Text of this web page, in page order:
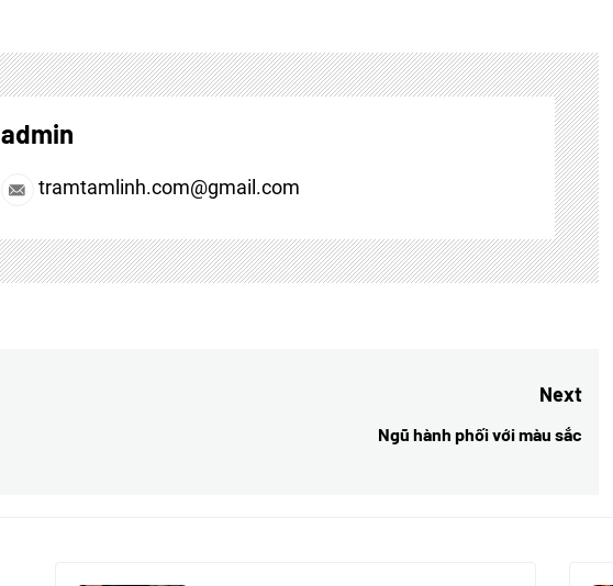
admin
tramtamlinh.com@gmail.com
Next
Next
Ngũ hành phối với màu sắc